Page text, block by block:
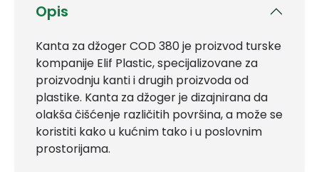
Opis
Kanta za džoger COD 380 je proizvod turske
kompanije Elif Plastic, specijalizovane za
proizvodnju kanti i drugih proizvoda od
plastike. Kanta za džoger je dizajnirana da
olakša čišćenje različitih površina, a može se
koristiti kako u kućnim tako i u poslovnim
prostorijama.